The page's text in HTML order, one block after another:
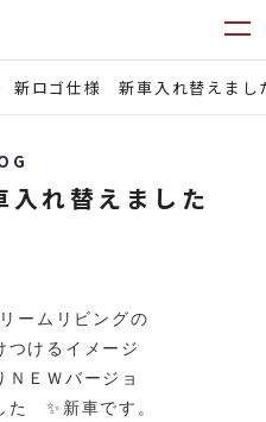
新ロゴ仕様 新車入れ替えまし
れ替えました
リームリビングの
つけるイメージ
ＮＥＷバージョ
た ✨ 新車です。